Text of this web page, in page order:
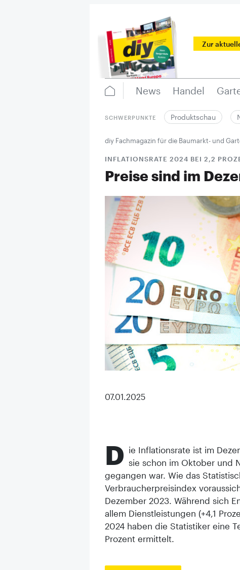
Zur
News Handel
SCHWERPUNKTE Produktschau
diy Fachmagazin für die Baumarkt- und
INFLATIONSRATE 2024 BEI 2,2
Preise sind im
07.01.2025
D ie Inflationsrate ist im
sie schon im Oktober und
gegangen war. Wie das
Verbraucherpreisindex
Dezember 2023. Während sich
allem Dienstleistungen (+4,1
2024 haben die Statistiker eine
Prozent ermittelt.